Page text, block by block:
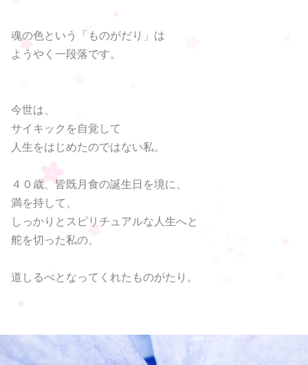
魂の色という「ものがだり」は
ようやく一段落です。
今世は、
サイキックを自覚して
人生をはじめたのではない私。
４０歳、皆既月食の誕生日を境に、
満を持して、
しっかりとスピリチュアルな人生へと
舵を切った私の、
道しるべとなってくれたものがたり。